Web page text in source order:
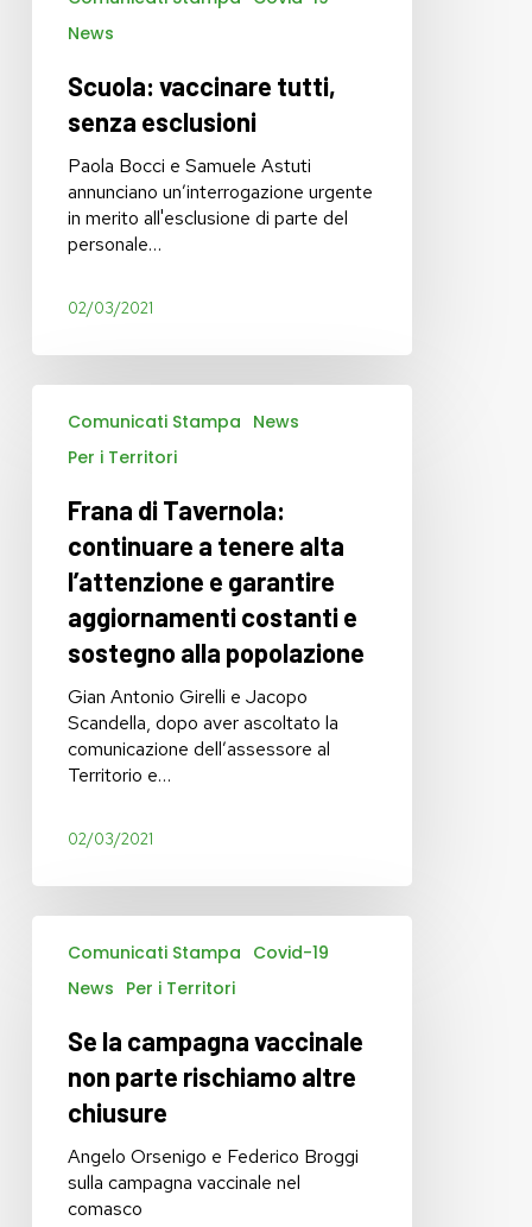
News
Scuola: vaccinare tutti,
senza esclusioni
Paola Bocci e Samuele Astuti
annunciano un’interrogazione urgente
in merito all'esclusione di parte del
personale…
02/03/2021
Tavernola:
tenere
l’attenzione
garantire
aggiornamenti
costanti
sostegno
popolazione
Comunicati Stampa News
Per i Territori
Frana di Tavernola:
continuare a tenere alta
l’attenzione e garantire
aggiornamenti costanti e
sostegno alla popolazione
Gian Antonio Girelli e Jacopo
Scandella, dopo aver ascoltato la
comunicazione dell’assessore al
Territorio e…
02/03/2021
campagna
parte
rischiamo
Comunicati Stampa Covid-19
News Per i Territori
Se la campagna vaccinale
non parte rischiamo altre
chiusure
Angelo Orsenigo e Federico Broggi
sulla campagna vaccinale nel
comasco